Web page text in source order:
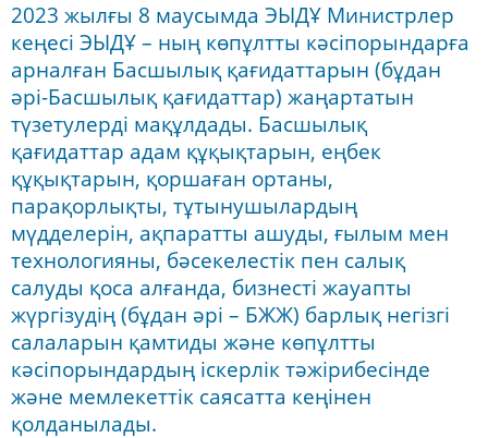
2023 жылғы 8 маусымда ЭЫДҰ Министрлер
кеңесі ЭЫДҰ – ның көпұлтты кәсіпорындарға
арналған Басшылық қағидаттарын (бұдан
әрі-Басшылық қағидаттар) жаңартатын
түзетулерді мақұлдады. Басшылық
қағидаттар адам құқықтарын, еңбек
құқықтарын, қоршаған ортаны,
парақорлықты, тұтынушылардың
мүдделерін, ақпаратты ашуды, ғылым мен
технологияны, бәсекелестік пен салық
салуды қоса алғанда, бизнесті жауапты
жүргізудің (бұдан әрі – БЖЖ) барлық негізгі
салаларын қамтиды және көпұлтты
кәсіпорындардың іскерлік тәжірибесінде
және мемлекеттік саясатта кеңінен
қолданылады.